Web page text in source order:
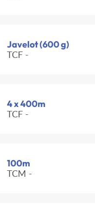
Javelot (600 g)
TCF -
4 x 400m
TCF -
100m
TCM -